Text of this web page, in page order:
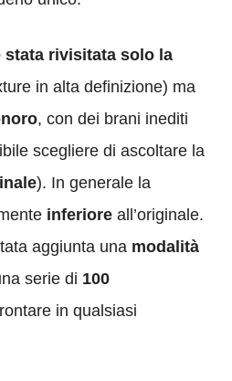
stata rivisitata solo la
in alta definizione) ma
, con dei brani inediti
scegliere di ascoltare la
). In generale la
inferiore all’originale.
aggiunta una modalità
serie di 100
in qualsiasi